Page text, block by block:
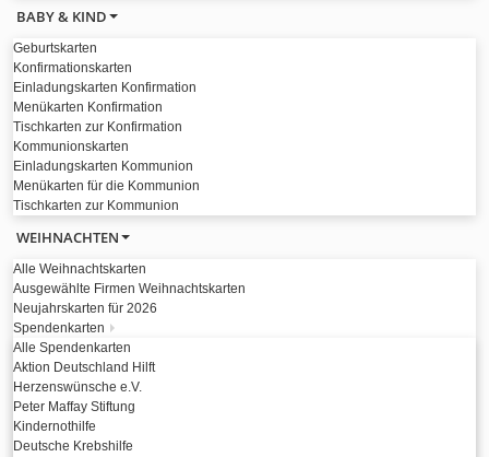
BABY & KIND
Geburtskarten
Konfirmationskarten
Einladungskarten Konfirmation
Menükarten Konfirmation
Tischkarten zur Konfirmation
Kommunionskarten
Einladungskarten Kommunion
Menükarten für die Kommunion
Tischkarten zur Kommunion
WEIHNACHTEN
Alle Weihnachtskarten
Ausgewählte Firmen Weihnachtskarten
Neujahrskarten für 2026
Spendenkarten
Alle Spendenkarten
Aktion Deutschland Hilft
Herzenswünsche e.V.
Peter Maffay Stiftung
Kindernothilfe
Deutsche Krebshilfe